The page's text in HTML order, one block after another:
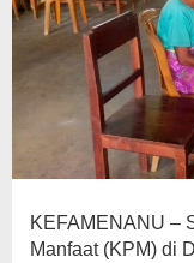
KEFAMENANU –
Manfaat (KPM) di